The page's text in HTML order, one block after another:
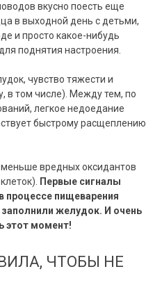
вкусно поесть еще
в выходной день с детьми,
и просто какое-нибудь
поднятия настроения.
чувство тяжести и
в том числе). Между тем, по
легкое недоедание
быстрому расщеплению
вредных оксидантов
Первые сигналы
процессе пищеварения
желудок. И очень
этот момент!
ЧТОБЫ НЕ